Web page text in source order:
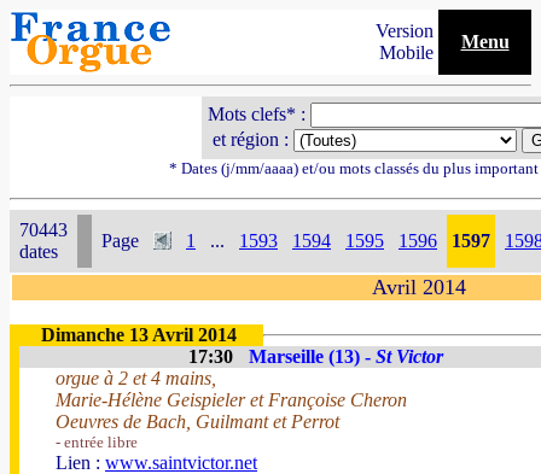
Version
Mobile
Menu
Mots clefs* :
et région :
* Dates (j/mm/aaaa) et/ou mots classés du plus
70443
dates
Page 1 ... 1593 1594 1595 1596 1597
Avril 2014
Dimanche 13 Avril 2014
17:30
Marseille (13) - St Victor
orgue à 2 et 4 mains,
Marie-Hélène Geispieler et Françoise Cheron
Oeuvres de Bach, Guilmant et Perrot
- entrée libre
Lien : www.saintvictor.net